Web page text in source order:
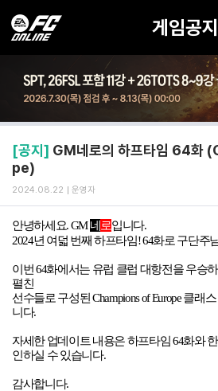
게임공지
[공지] GM네로의 하프타임 64
pe)
2024.08.22 운영자
안녕하세요. GM네 로입니다.
2024년 여덟 번째 하프타임! 64화로 구단주
이번 64화에서는 유럽 클럽 대항전을 우승
펼친
선수들로 구성된 Champions of Europe 클래
니다.
자세한 업데이트 내용은 하프타임 64화와
인하실 수 있습니다.
감사합니다.